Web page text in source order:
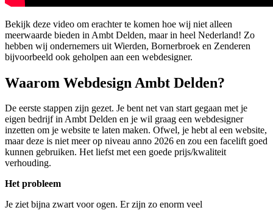
Bekijk deze video om erachter te komen hoe wij niet alleen
meerwaarde bieden in Ambt Delden, maar in heel Nederland! Zo
hebben wij ondernemers uit Wierden, Bornerbroek en Zenderen
bijvoorbeeld ook geholpen aan een webdesigner.
Waarom Webdesign Ambt Delden?
De eerste stappen zijn gezet. Je bent net van start gegaan met je
eigen bedrijf in Ambt Delden en je wil graag een webdesigner
inzetten om je website te laten maken. Ofwel, je hebt al een website,
maar deze is niet meer op niveau anno 2026 en zou een facelift goed
kunnen gebruiken. Het liefst met een goede prijs/kwaliteit
verhouding.
Het probleem
Je ziet bijna zwart voor ogen. Er zijn zo enorm veel